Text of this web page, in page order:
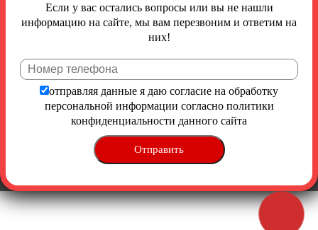
Если у вас остались вопросы или вы не нашли
информацию на сайте, мы вам перезвоним и ответим на
них!
отправляя данные я даю согласие на обработку
персональной информации согласно политики
конфиденциальности данного сайта